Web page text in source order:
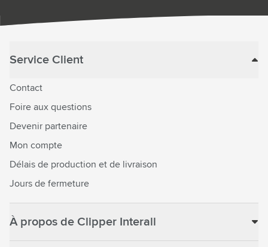
Service Client
Contact
Foire aux questions
Devenir partenaire
Mon compte
Délais de production et de livraison
Jours de fermeture
À propos de Clipper Interall